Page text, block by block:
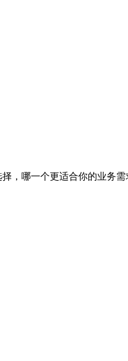
，哪一个更适合你的业务需